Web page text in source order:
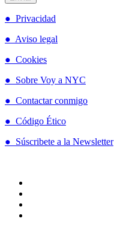
● Privacidad
● Aviso legal
● Cookies
● Sobre Voy a NYC
● Contactar conmigo
● Código Ético
● Súscribete a la Newsletter